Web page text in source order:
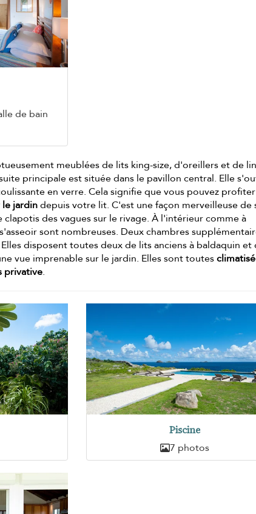
de bain
meublées de lits king-size, d'oreillers et de
principale est située dans le pavillon central. Elle
en verre. Cela signifie que vous pouvez
le jardindepuis votre lit. C'est une façon merveilleuse de
des vagues sur le rivage. À l'intérieur comme à
sont nombreuses. Deux chambres
disposent toutes deux de lits anciens à baldaquin et
vue imprenable sur le jardin. Elles sont toutes
privative.
Piscine
7 photos